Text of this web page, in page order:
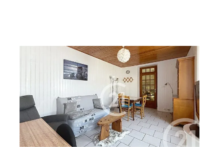
COGNAC 16
, 2 pièces
Ref : 3099
Maison à louer
468 €
par mois charges comprises
Visiter le site dédié